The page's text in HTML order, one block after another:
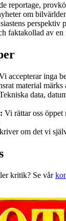
reportage,
om
perspektiv
faktakollad av en
accepterar inga
material
data,
Vi rättar oss
om det vi
kritik? Se vår